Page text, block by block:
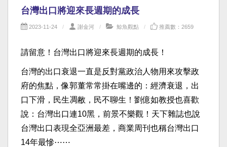
台灣出口將迎來長週期的成長
2023-11-24 謝金河 鯨魚觀點 推薦數：2659
請留意！台灣出口將迎來長週期的成長！
台灣的出口衰退一直是反對黨政治人物用來攻擊政
府的焦點，像郭董常常掛在嘴邊的：經濟衰退，出
口下滑，民生凋敝，民不聊生！劉億如教授也喜歡
說：台灣出口連10黑，前景不樂觀！天下雜誌也說
台灣出口表現全亞洲最差，商業周刊也稱台灣出口
14年最慘⋯⋯